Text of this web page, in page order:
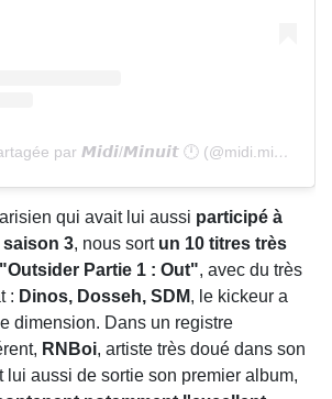
Une publication partagée par 𝙈𝙞𝙙𝙞/𝙈𝙞𝙣𝙪𝙞𝙩 🕛 (@midi.minuit)
qui avait lui aussi participé à
3, nous sortun 10 titres très
Partie 1 : Out", avec du très
: Dinos, Dosseh, SDM, le kickeur a
dimension. Dans un registre
RNBoi, artiste très doué dans son
lui aussi de sortie son premier album,